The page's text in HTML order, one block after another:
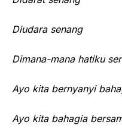
Diudara senang
Dimana-mana hatiku
Ayo kita bernyanyi
Ayo kita bahagia